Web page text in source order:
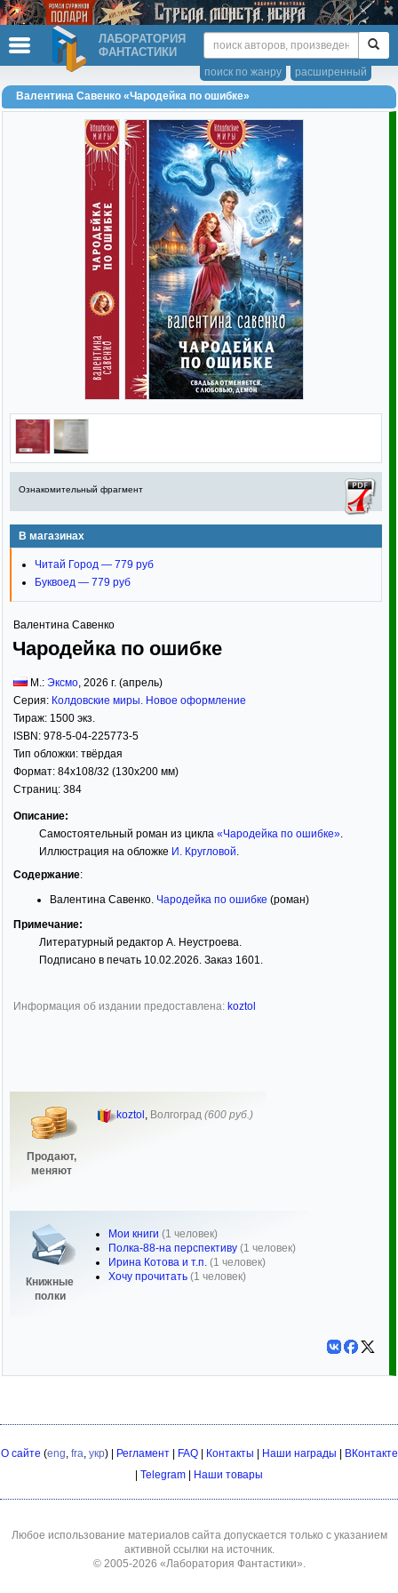
ЛАБОРАТОРИЯ
ФАНТАСТИКИ
расширенный
поиск по жанру
Валентина Савенко «Чародейка по ошибке»
Ознакомительный фрагмент
В магазинах
Читай Город — 779 руб
Буквоед — 779 руб
Валентина Савенко
Чародейка по ошибке
М.: Эксмо, 2026 г. (апрель)
Серия: Колдовские миры. Новое оформление
Тираж: 1500 экз.
ISBN: 978-5-04-225773-5
Тип обложки: твёрдая
Формат: 84x108/32 (130x200 мм)
Страниц: 384
Описание:
Самостоятельный роман из цикла «Чародейка по ошибке».
Иллюстрация на обложке И. Кругловой.
Содержание:
Валентина Савенко. Чародейка по ошибке (роман)
Примечание:
Литературный редактор А. Неустроева.
Подписано в печать 10.02.2026. Заказ 1601.
Информация об издании предоставлена: koztol
Продают,
меняют
koztol , Волгоград (600 руб.)
Книжные
полки
Мои книги (1 человек)
Полка-88-на перспективу (1 человек)
Ирина Котова и т.п. (1 человек)
Хочу прочитать (1 человек)
О сайте (eng, fra, укр) | Регламент| FAQ| Контакты Наши награды
ВКонтакте
Telegram Наши товары
Любое использование материалов сайта допускается только с указанием
активной ссылки на источник.
© 2005-2026 «Лаборатория Фантастики».